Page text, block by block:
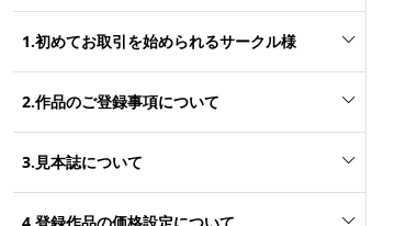
1.初めてお取引を始められるサークル様
2.作品のご登録事項について
3.見本誌について